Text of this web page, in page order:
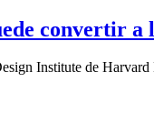
convertir a
Institute de